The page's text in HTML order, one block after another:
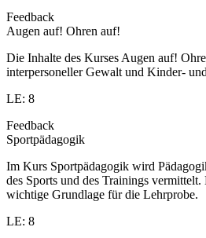
Feedback
Augen auf! Ohren auf!
Die Inhalte des Kurses Augen auf!
interpersoneller Gewalt und Kinder-
LE: 8
Feedback
Sportpädagogik
Im Kurs Sportpädagogik wird
des Sports und des Trainings
wichtige Grundlage für die Lehrprobe.
LE: 8